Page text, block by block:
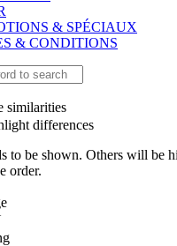
& SPÉCIAUX
& CONDITIONS
similarities
differences
to be shown. Others will be
order.